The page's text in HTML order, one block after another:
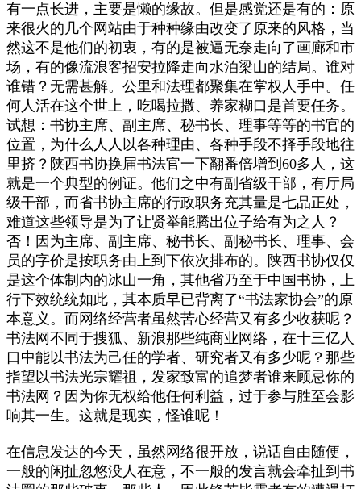
有一点长进，主要是懒的缘故。但是感觉还是有的：原
来很火的几个网站由于种种缘由改变了原来的风格，当
然这不是他们的初衷，有的是被逼无奈走向了画廊和市
场，有的像流浪客招安拉降走向水泊梁山的结局。谁对
谁错？无需甚解。公里和法理都聚集在掌权人手中。任
何人活在这个世上，吃喝拉撒、养家糊口是首要任务。
试想：书协主席、副主席、秘书长、理事等等的书官的
位置，为什么人人以各种理由、各种手段不择手段地往
里挤？陕西书协换届书法官一下翻番倍增到60多人，这
就是一个典型的例证。他们之中有副省级干部，有厅局
级干部，而省书协主席的行政职务充其量是七品正处，
难道这些领导是为了让贤举能腾出位子给有为之人？
否！因为主席、副主席、秘书长、副秘书长、理事、会
员的字价是按职务由上到下依次排布的。陕西书协仅仅
是这个体制内的冰山一角，其他省乃至于中国书协，上
行下效统统如此，其本质早已背离了“书法家协会”的原
本意义。而网络经营者虽然苦心经营又有多少收获呢？
书法网不同于搜狐、新浪那些纯商业网络，在十三亿人
口中能以书法为己任的学者、研究者又有多少呢？那些
指望以书法光宗耀祖，发家致富的追梦者谁来顾忌你的
书法网？因为你无权给他任何利益，过于参与胜至会影
响其一生。这就是现实，怪谁呢！
在信息发达的今天，虽然网络很开放，说话自由随便，
一般的闲扯忽悠没人在意，不一般的发言就会牵扯到书